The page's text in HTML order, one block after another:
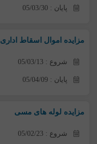
پایان : 05/03/30
مزایده اموال اسقاط اداری
شروع : 05/03/13
پایان : 05/04/09
مزایده لوله های مسی
شروع : 05/02/23